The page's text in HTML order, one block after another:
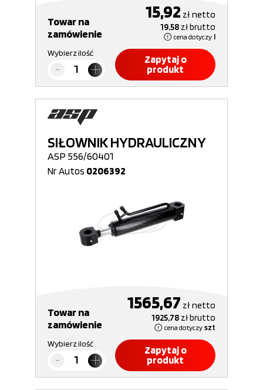
Towar na
zamówienie
15,92 złnetto
19,58 złbrutto
cena dotyczy l
Wybierz ilość
Zapytaj o
produkt
SIŁOWNIK HYDRAULICZNY
ASP 556/60401
Nr Autos 0206392
Towar na
zamówienie
1565,67 złnetto
1925,78 złbrutto
cena dotyczy szt
Wybierz ilość
Zapytaj o
produkt